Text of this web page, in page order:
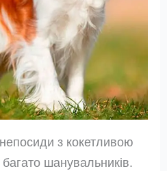
з кокетливою
шанувальників.